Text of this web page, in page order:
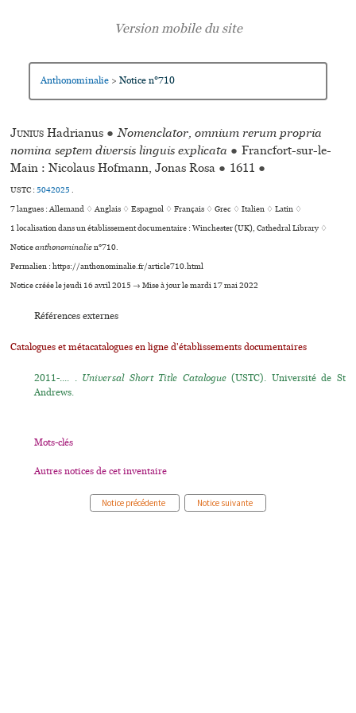
Anthonominalie > Notice n°710
Junius Hadrianus ● Nomenclator, omnium rerum propria
nomina septem diversis linguis explicata ● Francfort-sur-le-
Main : Nicolaus Hofmann, Jonas Rosa ● 1611 ●
USTC :5042025.
7 langues :Allemand ♢Anglais ♢Espagnol ♢Français ♢Grec ♢Italien ♢Latin ♢
1 localisation dans un établissement documentaire : Winchester (UK), Cathedral Library ♢
Noticeanthonominalien°710.
Permalien : https://anthonominalie.fr/article710.html
Notice créée le jeudi 16 avril 2015 → Mise à jour le mardi 17 mai 2022
Références externes
Catalogues et métacatalogues en ligne d'établissements documentaires
2011-.... . Universal Short Title Catalogue(USTC). Université de St
Andrews.
Mots-clés
Autres notices de cet inventaire
Notice précédente Notice suivante